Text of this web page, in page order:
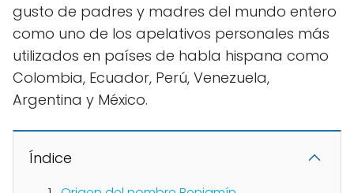
gusto de padres y madres del mundo entero
como uno de los apelativos personales más
utilizados en países de habla hispana como
Colombia, Ecuador, Perú, Venezuela,
Argentina y México.
Índice